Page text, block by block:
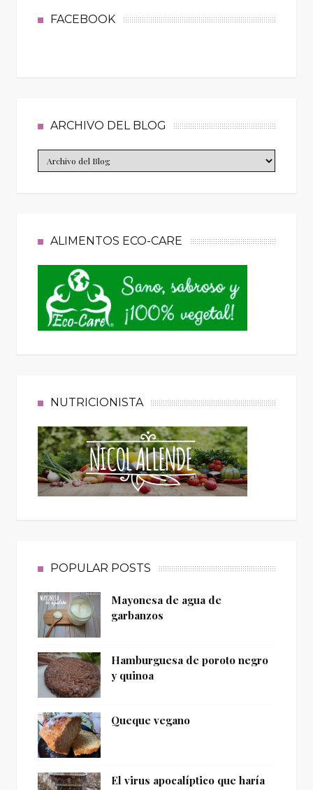
FACEBOOK
ARCHIVO DEL BLOG
ALIMENTOS ECO-CARE
NUTRICIONISTA
POPULAR POSTS
Mayonesa de agua de
garbanzos
Hamburguesa de poroto negro
y quinoa
Queque vegano
El virus apocalíptico que haría